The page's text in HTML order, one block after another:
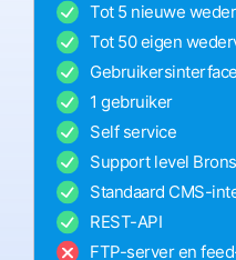
Tot 5 nieuwe
Tot 50 eigen
1 gebruiker
Self service
Support level Brons
Standaard CMS-
REST-API
FTP-server en